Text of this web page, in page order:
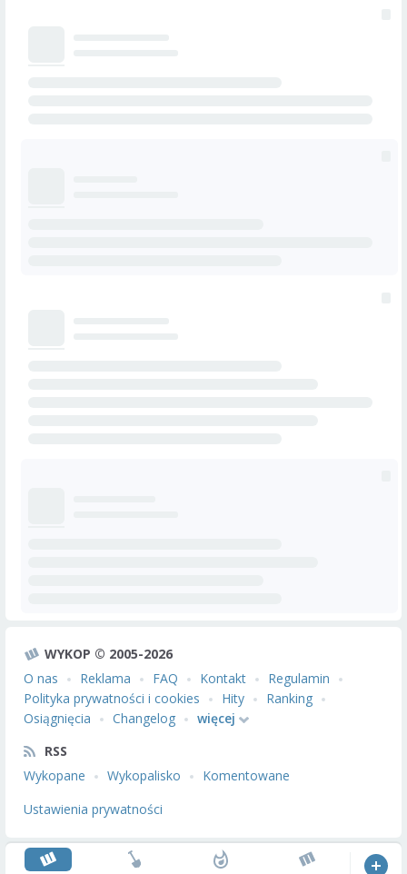
WYKOP © 2005-2026
O nas
Reklama FAQ Kontakt
Regulamin
Polityka prywatności i cookies
Hity
Ranking
Osiągnięcia
Changelog
więcej
RSS
Wykopane
Wykopalisko
Komentowane
Ustawienia prywatności